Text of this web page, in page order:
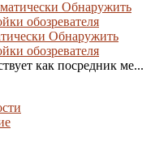
Обнаружить
обозревателя
как посредник ме...